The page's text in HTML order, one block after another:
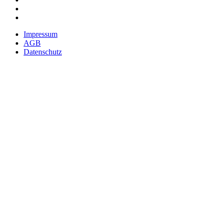
Impressum
AGB
Datenschutz